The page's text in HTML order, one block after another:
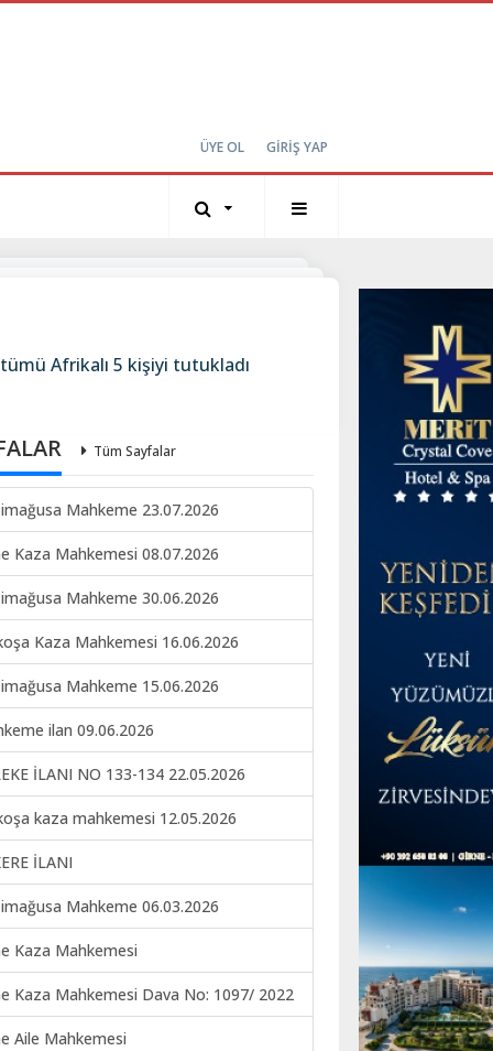
ÜYE OL GİRİŞ YAP
Afrikalı 5 kişiyi tutukladı
Tüm Sayfalar
Mahkeme 23.07.2026
Kaza Mahkemesi 08.07.2026
Mahkeme 30.06.2026
Kaza Mahkemesi 16.06.2026
Mahkeme 15.06.2026
ilan 09.06.2026
İLANI NO 133-134 22.05.2026
kaza mahkemesi 12.05.2026
İLANI
Mahkeme 06.03.2026
Kaza Mahkemesi
Kaza Mahkemesi Dava No: 1097/ 2022
Aile Mahkemesi